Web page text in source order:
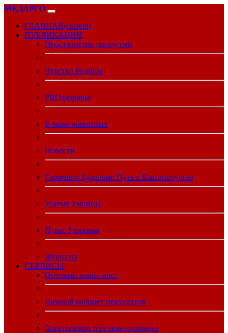
МЕДАРГО
ГЛАВНАЯ(current)
ПУБЛИКАЦИИ
Пространство дискуссий
Чувство Родины
PROздоровье
В мире животных
Новости
Гармония Здоровья: Путь к Благополучию
Усатые Умницы
Пульс Здоровья
Журналы
CЕРВИСЫ
Оптовый прайс-лист
Личный кабинет покупателя
Электронная торговая площадка